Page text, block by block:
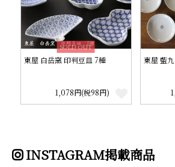
SOLD OUT
東屋 白岳窯 印判豆皿 7種
1,078円(税98円)
東屋 藍
INSTAGRAM掲載商品